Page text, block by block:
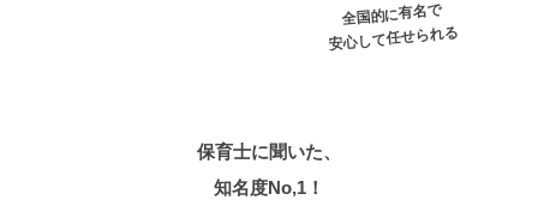
全国的に有名で
安心して任せられる
保育士に聞いた、
知名度No,1！